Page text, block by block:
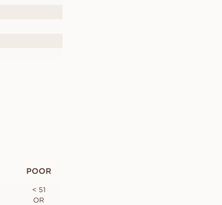
POOR
< 51
OR